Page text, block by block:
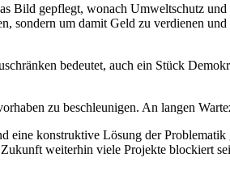
gepflegt, wonach Umweltschutz
sondern um damit Geld zu verdienen
bedeutet, auch ein Stück
zu beschleunigen. An langen
konstruktive Lösung der
weiterhin viele Projekte blockiert